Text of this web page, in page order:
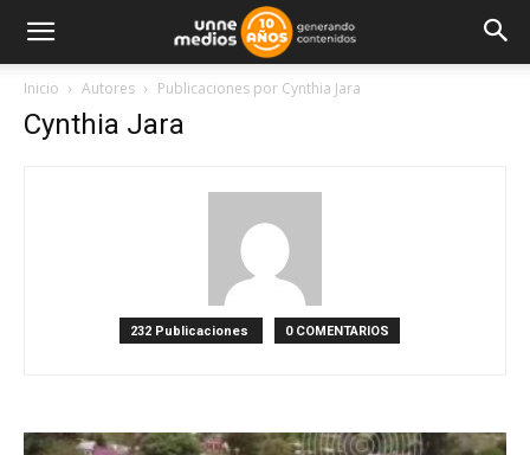
Inicio Autores Publicaciones por Cynthia Jara
Cynthia Jara
232 Publicaciones 0 COMENTARIOS